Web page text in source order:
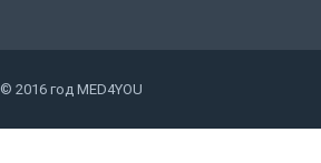
© 2016 год MED4YOU